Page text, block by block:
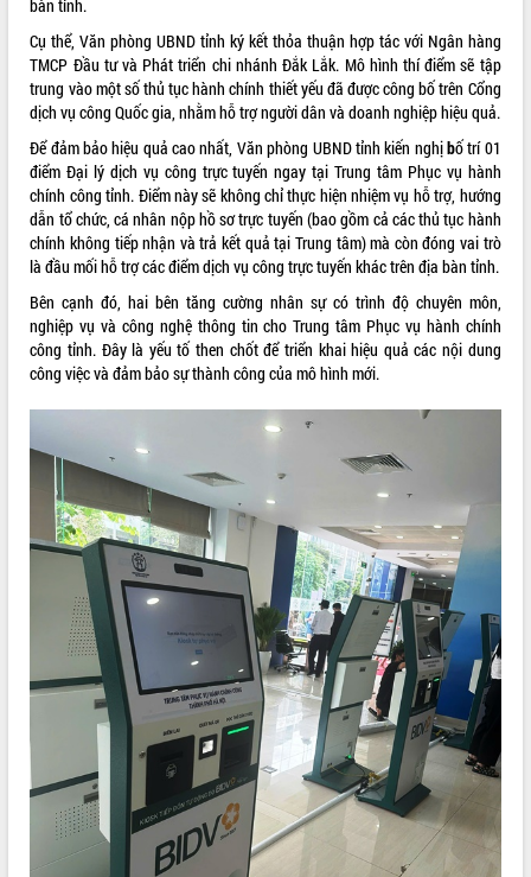
Đắk Lắk công bố Quy hoạch và xúc
tiến đầu tư tỉnh
Ngành cá ngừ Đắk Lắk chủ động thích
ứng để giữ vững thị trường xuất khẩu
Diễn đàn Kinh tế tư nhân Việt Nam đột
phá cơ chế - Hợp tác công tư
Đề án 06 tạo bước ngoặt đột phá trong
cải cách hành chính tỉnh Đắk Lắk
Kết nối tour, đẩy mạnh chuyển đổi số
để phát triển du lịch Đắk Lắk
Khởi động Dự án Đầu tư xây dựng hạ
tầng kỹ thuật Cụm công nghiệp Tân
Tiến
Gặp mặt các cơ quan báo chí nhân Kỷ
Đắk Lắk sơ kết 4 năm triển khai thực
hiện Đề án 06 của Chính phủ
Họp báo thông tin về Hội nghị Công bố
Quy hoạch và Xúc tiến đầu tư tỉnh Đắk
Lắk
Khơi thông điểm nghẽn, đẩy nhanh
giải ngân vốn khắc phục thiên tai
HĐND tỉnh thông qua điều chỉnh Quy
hoạch tỉnh thời kỳ 2021-2030
Hội thảo góp ý hồ sơ điều chỉnh quy
hoạch tỉnh Đắk Lắk thời kỳ 2021-2030,
tầm nhìn đến năm 2050
Nâng cao hiệu quả hoạt động của các
doanh nghiệp nhà nước
Hội nghị triển khai kết nối mạng
truyền số liệu chuyên dùng phục vụ cơ
quan Đảng, Nhà nước
bàn tỉnh.
Cụ thể, Văn phòng UBND tỉnh ký kết thỏa thuận hợp tác với Ngân hàng
TMCP Đầu tư và Phát triển chi nhánh Đắk Lắk. Mô hình thí điểm sẽ tập
trung vào một số thủ tục hành chính thiết yếu đã được công bố trên Cổng
dịch vụ công Quốc gia, nhằm hỗ trợ người dân và doanh nghiệp hiệu quả.
Để đảm bảo hiệu quả cao nhất, Văn phòng UBND tỉnh kiến nghịbố trí 01
điểm Đại lý dịch vụ công trực tuyến ngay tại Trung tâm Phục vụ hành
chính công tỉnh. Điểm này sẽ không chỉ thực hiện nhiệm vụ hỗ trợ, hướng
dẫn tổ chức, cá nhân nộp hồ sơ trực tuyến (bao gồm cả các thủ tục hành
chính không tiếp nhận và trả kết quả tại Trung tâm) mà còn đóng vai trò
là đầu mối hỗ trợ các điểm dịch vụ công trực tuyến khác trên địa bàn tỉnh.
Bên cạnh đó, hai bên tăng cường nhân sự có trình độ chuyên môn,
nghiệp vụ và công nghệ thông tin cho Trung tâm Phục vụ hành chính
công tỉnh. Đây là yếu tố then chốt để triển khai hiệu quả các nội dung
công việc và đảm bảo sự thành công của mô hình mới.